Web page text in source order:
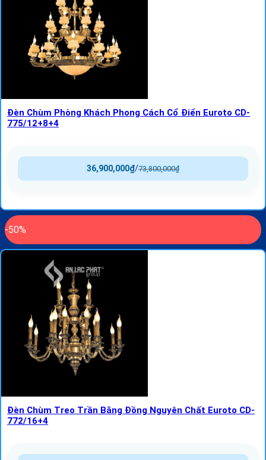
Đèn Chùm Phòng Khách Phong Cách Cổ Điển Euroto CD-
775/12+8+4
73,800,000₫
/
36,900,000₫
-50%
Đèn Chùm Treo Trần Bằng Đồng Nguyên Chất Euroto CD-
772/16+4